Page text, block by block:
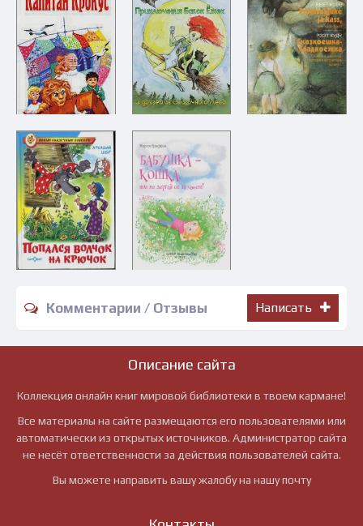
Комментарии / Отзывы Написать
Описание сайта
Коллекция онлайн книг мировой библиотеки в твоем кармане!
Все материалы на сайте размещаются его пользователями или
автоматически из открытых источников. Администратор сайта
не несёт ответственности за действия пользователей сайта.
Вы можете направить вашу жалобу на нашу почту